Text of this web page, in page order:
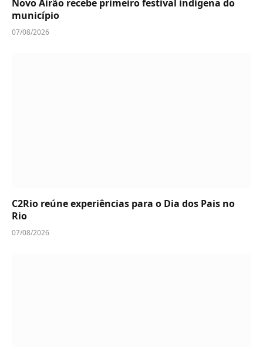
Novo Airão recebe primeiro festival indígena do
município
07/08/2026
C2Rio reúne experiências para o Dia dos Pais no
Rio
07/08/2026